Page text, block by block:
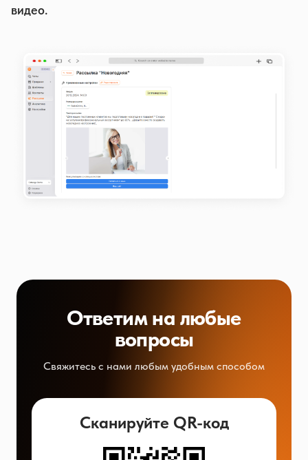
видео.
Ответим на любые
вопросы
Свяжитесь с нами любым удобным способом
Сканируйте QR-код